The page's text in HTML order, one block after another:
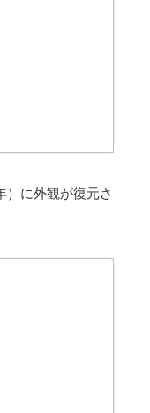
に外観が復元さ